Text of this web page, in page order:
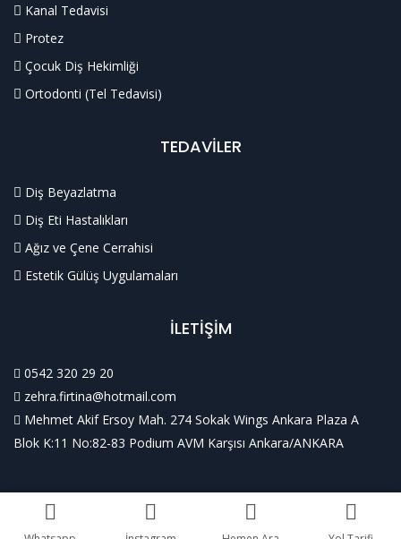
Kanal Tedavisi
Protez
Çocuk Diş Hekimliği
Ortodonti (Tel Tedavisi)
TEDAVİLER
Diş Beyazlatma
Diş Eti Hastalıkları
Ağız ve Çene Cerrahisi
Estetik Gülüş Uygulamaları
İLETİŞİM
0542 320 29 20
zehra.firtina@hotmail.com
Mehmet Akif Ersoy Mah. 274 Sokak Wings Ankara Plaza A
Blok K:11 No:82-83 Podium AVM Karşısı Ankara/ANKARA
© 2025 DR. DT. ZEHRA FIRTINA EKİNCİOĞLU. All Rights